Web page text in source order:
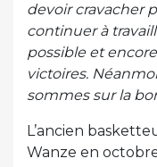
devoir cravacher
continuer à
possible et
victoires.
sommes sur la
L’ancien
Wanze en